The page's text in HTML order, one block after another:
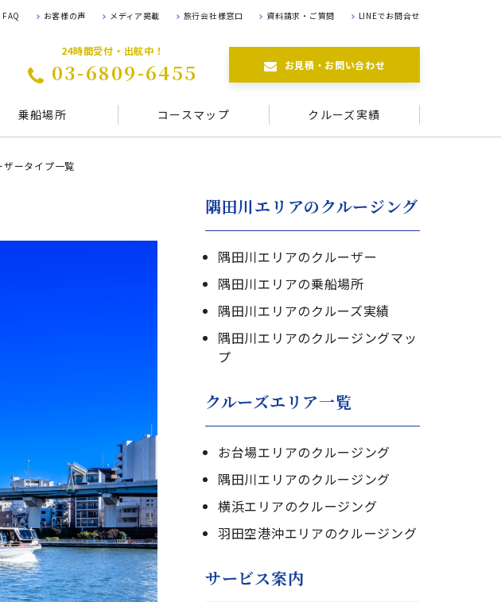
FAQ お客様の声 メディア掲載 旅行会社様窓口 資料請求・ご質問 LINEでお問合せ
24時間受付・出航中！
03-6809-6455 お見積・お問い合わせ
乗船場所 コースマップ クルーズ実績
ザータイプ一覧
隅田川エリアのクルージング
隅田川エリアのクルーザー
隅田川エリアの乗船場所
隅田川エリアのクルーズ実績
隅田川エリアのクルージングマッ
プ
クルーズエリア一覧
お台場エリアのクルージング
隅田川エリアのクルージング
横浜エリアのクルージング
羽田空港沖エリアのクルージング
サービス案内